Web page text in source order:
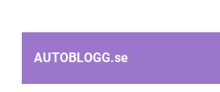
AUTOBLOGG.se